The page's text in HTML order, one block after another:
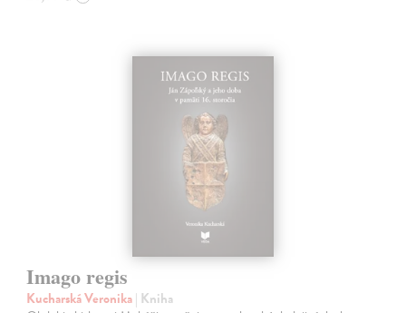
Imago regis
Kucharská Veronika| Kniha